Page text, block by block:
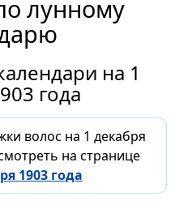
лунному
на 1
года
волос на 1 декабря
на странице
1903 года